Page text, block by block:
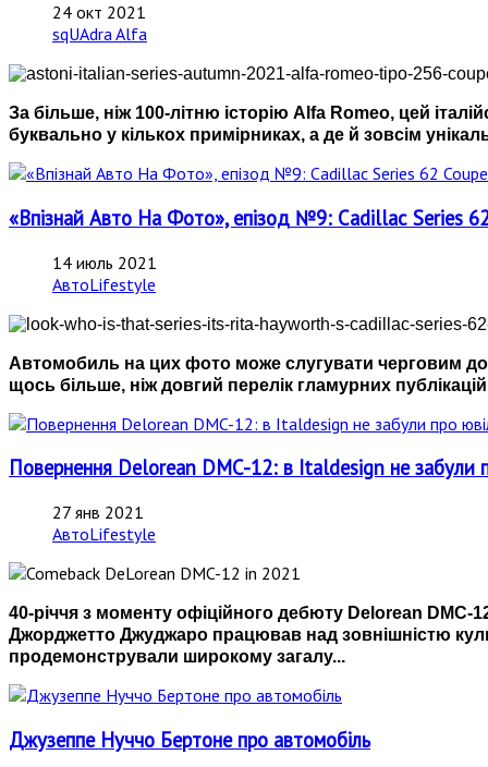
24 окт 2021
sqUAdra Alfa
За більше, ніж 100-літню історію Alfa Romeo, цей
буквально у кількох примірниках, а де й зовсім
«Впізнай Авто На Фото», епізод №9: Cadillac Series
14 июль 2021
АвтоLifestyle
Автомобиль на цих фото може слугувати черговим
щось більше, ніж довгий перелік гламурних
Повернення Delorean DMC-12: в Italdesign не забули
27 янв 2021
АвтоLifestyle
40-річчя з моменту офіційного дебюту Delorean
Джорджетто Джуджаро працював над зовнішністю
продемонстрували широкому загалу...
Джузеппе Нуччо Бертоне про автомобіль